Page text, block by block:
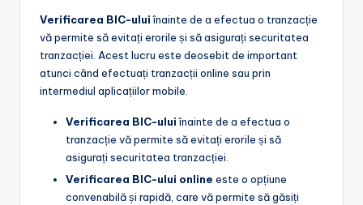
Verificarea BIC-uluiînainte de a efectua o tranzacție
vă permite să evitați erorile și să asigurați securitatea
tranzacției. Acest lucru este deosebit de important
atunci când efectuați tranzacții online sau prin
intermediul aplicațiilor mobile.
Verificarea BIC-uluiînainte de a efectua o
tranzacție vă permite să evitați erorile și să
asigurați securitatea tranzacției.
Verificarea BIC-ului online este o opțiune
convenabilă și rapidă, care vă permite să găsiți